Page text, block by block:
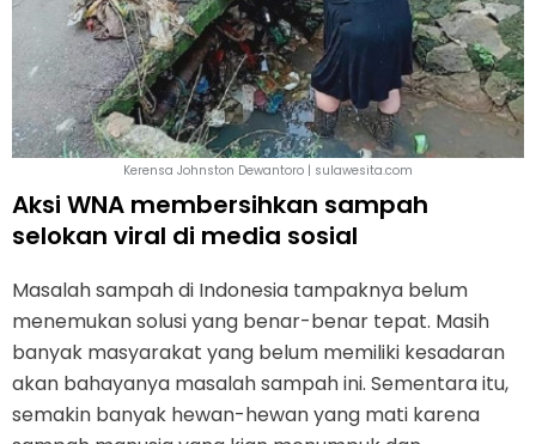
Kerensa Johnston Dewantoro | sulawesita.com
Aksi WNA membersihkan sampah
selokan viral di media sosial
Masalah sampah di Indonesia tampaknya belum
menemukan solusi yang benar-benar tepat. Masih
banyak masyarakat yang belum memiliki kesadaran
akan bahayanya masalah sampah ini. Sementara itu,
semakin banyak hewan-hewan yang mati karena